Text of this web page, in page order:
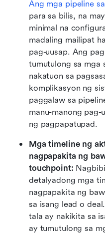
Ang mga pipeline
para sa bilis, na
minimal na
madaling mailipat
pag-uusap. Ang
tumutulong sa mga
nakatuon sa
komplikasyon ng
paggalaw sa
manu-manong pag-
ng pagpapatupad.
Mga timeline ng
nagpapakita ng
touchpoint:
detalyadong mga
nagpapakita ng
sa isang lead o
tala ay nakikita sa
ay tumutulong sa